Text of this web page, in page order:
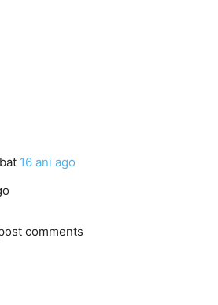
16 ani ago
comments